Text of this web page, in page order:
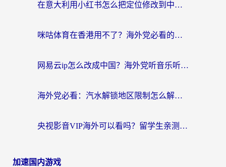
在意大利用小红书怎么把定位修改到中国国内？3个实用技巧+1个靠谱工具帮你搞定
咪咕体育在香港用不了？海外党必看的回国加速器选择指南（附3个真实场景解决方案）
网易云ip怎么改成中国？海外党听音乐听书的无痛解决方案
海外党必看：汽水解锁地区限制怎么解除？3招解决国内影音&生活服务难题
央视影音VIP海外可以看吗？留学生亲测有效的回国加速器选择指南
加速国内游戏